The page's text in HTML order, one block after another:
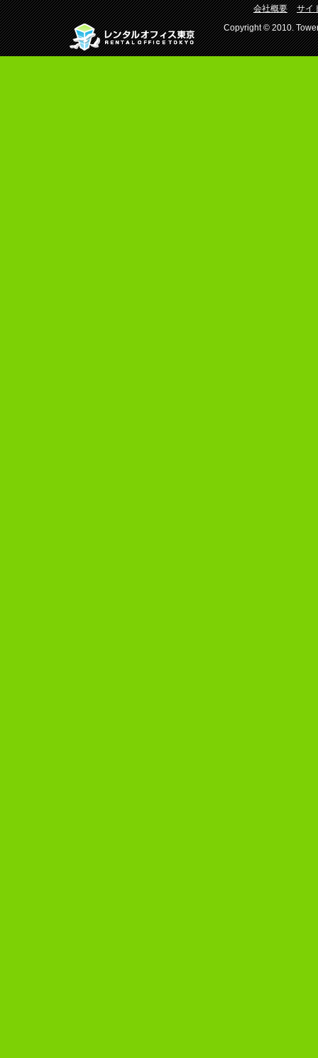
会社概要
サイ
Copyright © 2010.